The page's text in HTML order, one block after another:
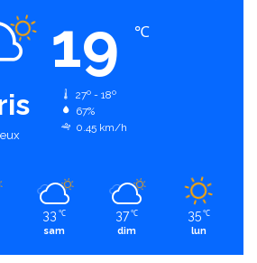
19 ℃
27º - 18º
67%
0.45 km/h
33 ℃
sam
37 ℃
dim
35 ℃
lun